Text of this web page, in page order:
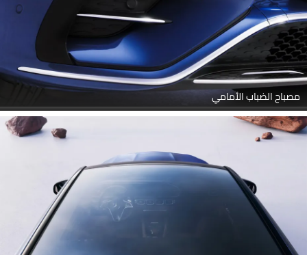
مصباح الضباب الأمامي